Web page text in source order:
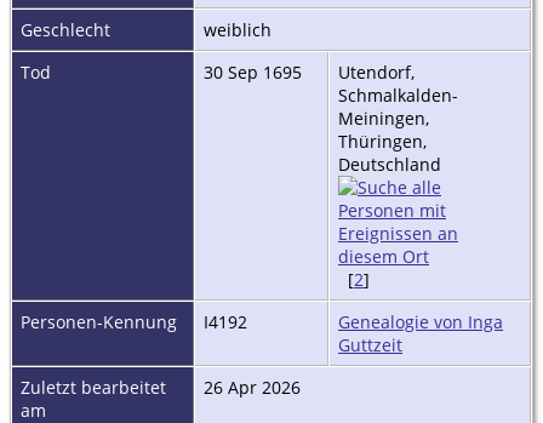
Geschlecht
weiblich
Tod
30 Sep 1695
Utendorf,
Schmalkalden-
Meiningen,
Thüringen,
Deutschland
[2]
Personen-Kennung
I4192
Genealogie von Inga
Guttzeit
Zuletzt bearbeitet
am
26 Apr 2026